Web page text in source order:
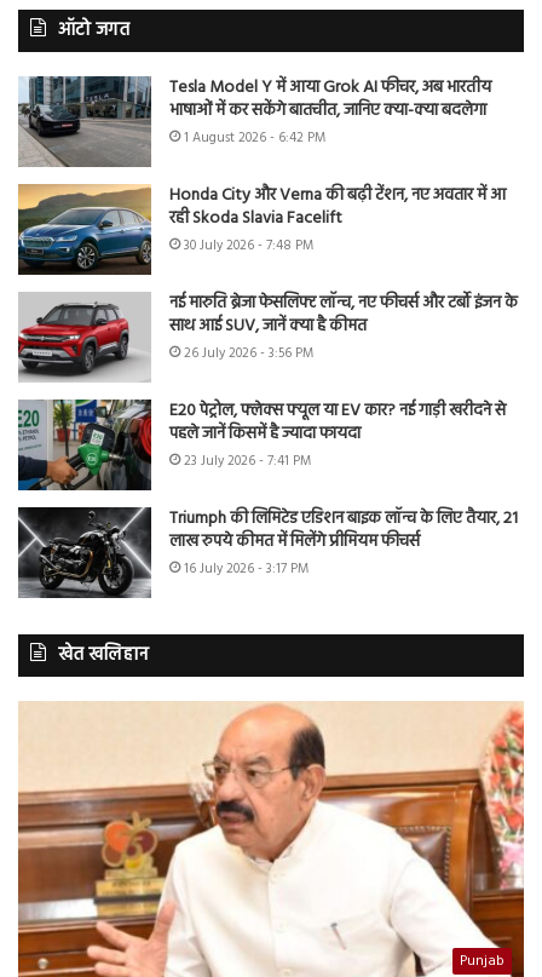
ऑटो जगत
Tesla Model Y में आया Grok AI फीचर, अब भारतीय
भाषाओं में कर सकेंगे बातचीत, जानिए क्या-क्या बदलेगा
1 August 2026 - 6:42 PM
Honda City और Verna की बढ़ी टेंशन, नए अवतार में आ
रही Skoda Slavia Facelift
30 July 2026 - 7:48 PM
नई मारुति ब्रेजा फेसलिफ्ट लॉन्च, नए फीचर्स और टर्बो इंजन के
साथ आई SUV, जानें क्या है कीमत
26 July 2026 - 3:56 PM
E20 पेट्रोल, फ्लेक्स फ्यूल या EV कार? नई गाड़ी खरीदने से
पहले जानें किसमें है ज्यादा फायदा
23 July 2026 - 7:41 PM
Triumph की लिमिटेड एडिशन बाइक लॉन्च के लिए तैयार, 21
लाख रुपये कीमत में मिलेंगे प्रीमियम फीचर्स
16 July 2026 - 3:17 PM
खेत खलिहान
Punjab